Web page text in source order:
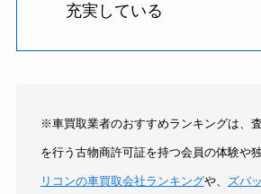
充実している
※車買取業者のおすすめランキングは、
を行う古物商許可証を持つ会員の体験や
リコンの車買取会社ランキングや、 ズバ